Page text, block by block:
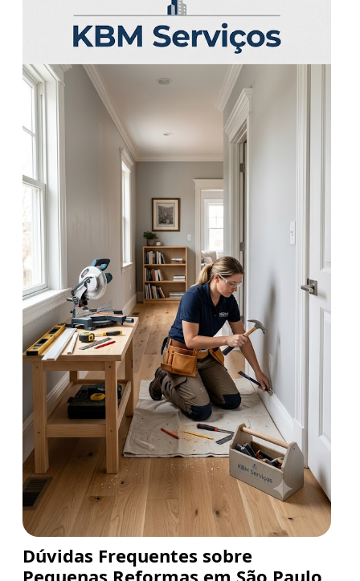
Dúvidas Frequentes sobre
Pequenas Reformas em São Paulo